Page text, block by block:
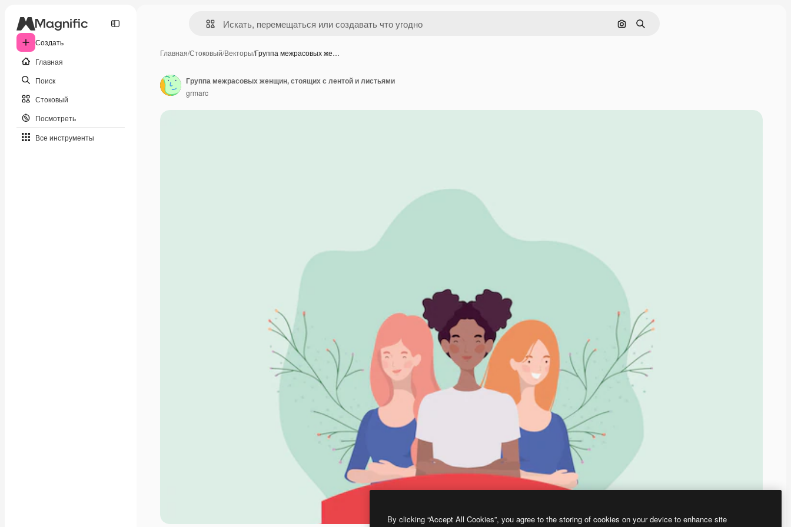
Создать
Главная
Поиск
Стоковый
Посмотреть
Все инструменты
Поиск по изображению
Поиск
Главная/Стоковый/Векторы/Группа межрасовых же…
Группа межрасовых женщин, стоящих с лентой и листьями
grmarc
By clicking “Accept All Cookies”, you agree to the storing of cookies on your device to enhance site